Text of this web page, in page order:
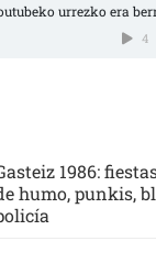
urrezko era
4
1986:
humo, punkis,